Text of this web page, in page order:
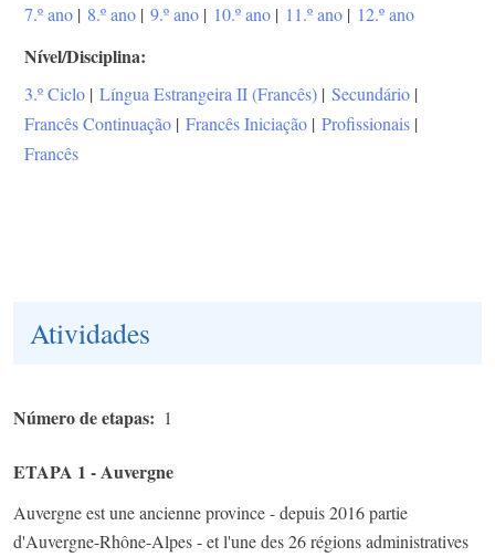
7.º ano | 8.º ano | 9.º ano | 10.º ano | 11.º ano | 12.º ano
Nível/Disciplina
3.º Ciclo | Língua Estrangeira II (Francês) | Secundário |
Francês Continuação | Francês Iniciação | Profissionais |
Francês
Atividades
Número de etapas 1
ETAPA 1 - Auvergne
Auvergne est une ancienne province - depuis 2016 partie
d'Auvergne-Rhône-Alpes - et l'une des 26 régions administratives